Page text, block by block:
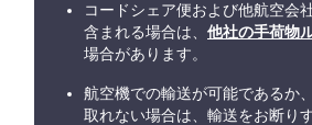
コードシェア便および他航空会
含まれる場合は、 他社の手荷物
場合があります。
航空機での輸送が可能であるか
取れない場合は、輸送をお断り